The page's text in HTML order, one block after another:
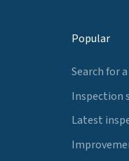
Popular
Search for
Inspection
Latest